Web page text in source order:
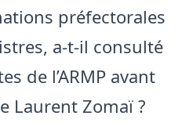
préfectorales
a-t-il consulté
de l’ARMP avant
Laurent Zomaï ?